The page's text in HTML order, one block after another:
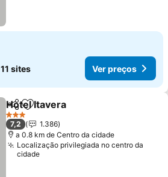
11 sites Ver preços
PartilharAdicionar aos favoritos
Hotel Itavera
3 Estrelas
7,2
1.386
a 0.8 km de Centro da cidade
Localização privilegiada no centro da
cidade